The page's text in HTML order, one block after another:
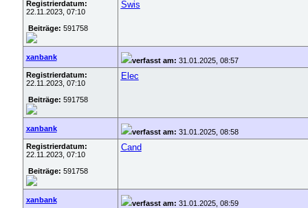
Registrierdatum:
22.11.2023, 07:10
Beiträge: 591758
Swis
xanbank verfasst am: 31.01.2025, 08:57
Registrierdatum:
22.11.2023, 07:10
Beiträge: 591758
Elec
xanbank verfasst am: 31.01.2025, 08:58
Registrierdatum:
22.11.2023, 07:10
Beiträge: 591758
Cand
xanbank verfasst am: 31.01.2025, 08:59